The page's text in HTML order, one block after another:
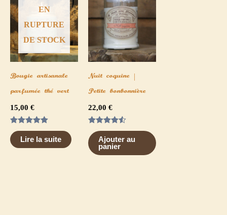
EN
RUPTURE
DE STOCK
Bougie artisanale
parfumée thé vert
15,00 €
Note
5.00
sur 5
Lire la suite
Nuit coquine |
Petite bonbonnière
22,00 €
Note
4.50
sur 5
Ajouter au
panier